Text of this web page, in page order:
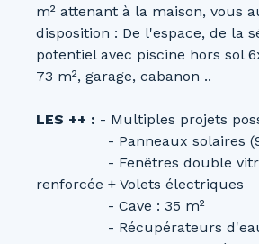
m² attenant à la maison, vous
disposition : De l'espace, de la
potentiel avec piscine hors sol
73 m², garage, cabanon ..
LES ++ : - Multiples projets
- Panneaux solaires
- Fenêtres double
renforcée + Volets électriques
- Cave : 35 m²
- Récupérateurs